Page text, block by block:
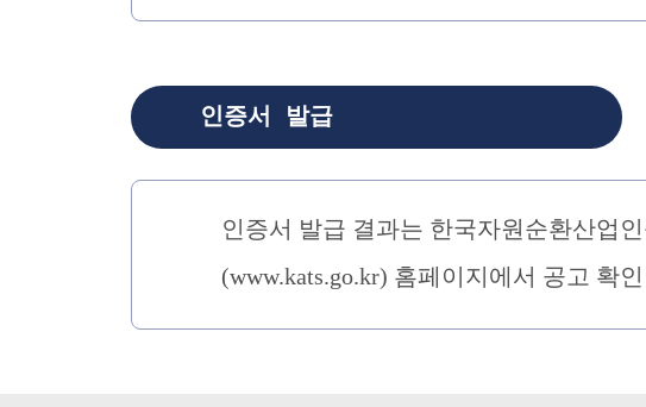
인증서 발급
인증서 발급 결과는 한국자원순환산업
(www.kats.go.kr) 홈페이지에서 공고 확인